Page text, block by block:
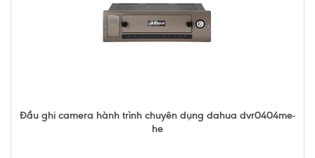
Đầu ghi camera hành trình chuyên dụng dahua dvr0404me-
he